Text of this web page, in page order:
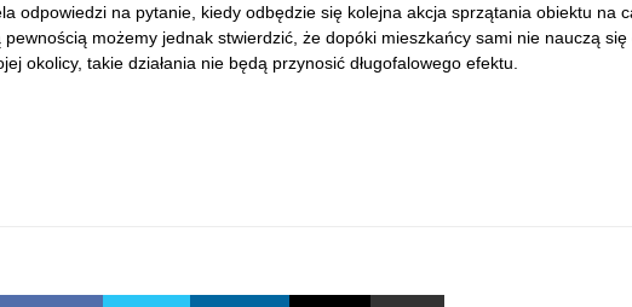
odpowiedzi na pytanie, kiedy odbędzie się kolejna akcja sprzątania obiektu na
pewnością możemy jednak stwierdzić, że dopóki mieszkańcy sami nie nauczą
okolicy, takie działania nie będą przynosić długofalowego efektu.